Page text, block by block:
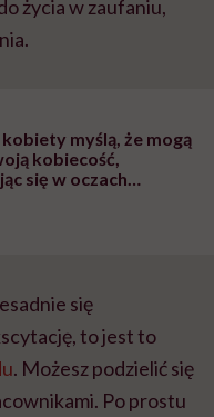
życia w zaufaniu,
myślą, że mogą
kobiecość,
się w oczach
się
to jest to
. Możesz podzielić się
Po prostu